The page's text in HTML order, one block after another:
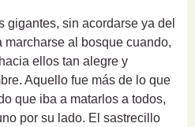
gigantes, sin acordarse ya del
al bosque cuando,
ellos tan alegre y
Aquello fue más de lo que
que iba a matarlos a todos,
por su lado. El sastrecillo